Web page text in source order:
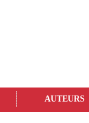
AUTEURS